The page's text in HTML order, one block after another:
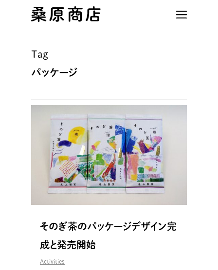
Tag
パッケージ
そのぎ茶のパッケージデザイン完
成と発売開始
Activities